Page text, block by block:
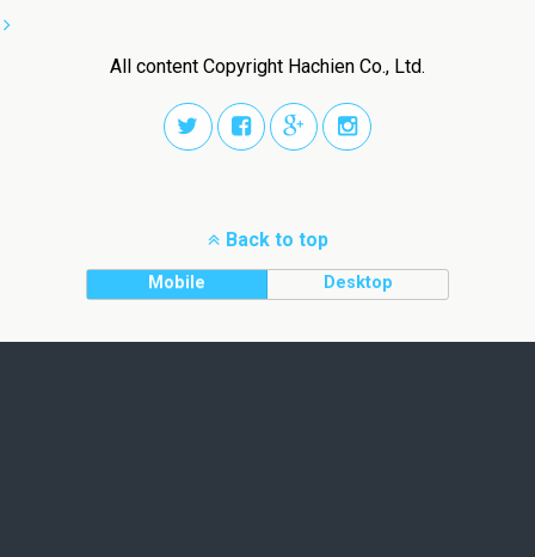
All content Copyright Hachien Co., Ltd.
Back to top
Mobile Desktop